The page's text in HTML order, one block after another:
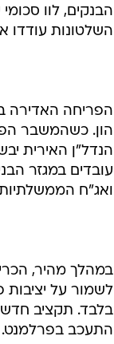
הבנקים, לוו
השלטונות עודדו
הפריחה האדירה
הנדל"ן האירית
עובדים במגזר
ואג"ח
במהלך מהיר,
לשמור על יציבות
התעכב בפרלמנט.